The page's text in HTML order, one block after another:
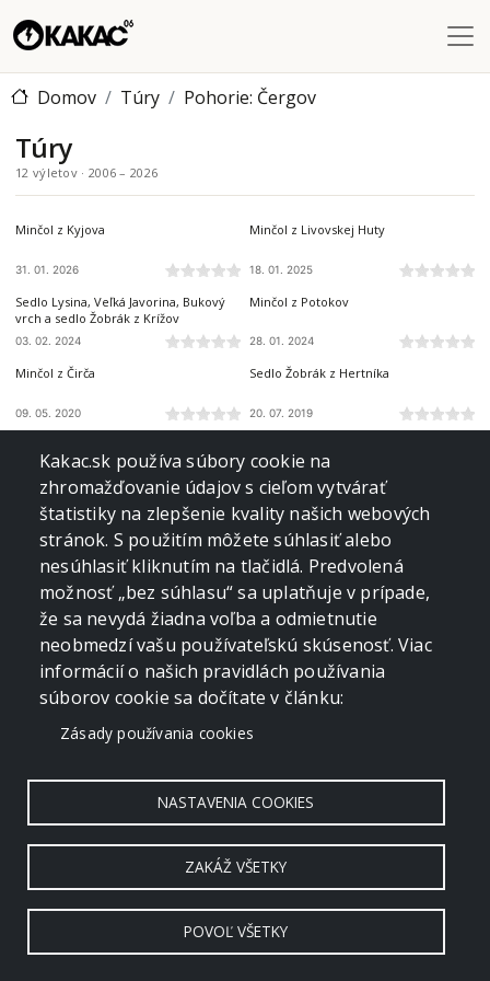
Domov Túry Pohorie: Čergov
Túry
12 výletov · 2006 – 2026
ČERGOV
Minčol z Kyjova
31. 01. 2026
ČERGOV
Minčol z Livovskej Huty
18. 01. 2025
ČERGOV
Sedlo Lysina, Veľká Javorina, Bukový
vrch a sedlo Žobrák z Krížov
03. 02. 2024
ČERGOV
Minčol z Potokov
28. 01. 2024
ČERGOV
Minčol z Čirča
09. 05. 2020
ČERGOV
Sedlo Žobrák z Hertníka
20. 07. 2019
ČERGOV
24. 02. 2019
ČERGOV
17. 12. 2017
ČERGOV
Bukový vrch a Žobrák z Krížov
ČERGOV
Veľká Javorina cez Čergov z Majdanu
27. 03. 2016
Minčol a Malý Minčol z Livovskej Huty
19. 07. 2014
ČERGOV
Minčol z Pustého poľa
01. 05. 2009
Copyright © 2006 - 2026 by crevko
Kakac.sk používa súbory cookie na
zhromažďovanie údajov s cieľom vytvárať
štatistiky na zlepšenie kvality našich webových
stránok. S použitím môžete súhlasiť alebo
nesúhlasiť kliknutím na tlačidlá. Predvolená
možnosť „bez súhlasu“ sa uplatňuje v prípade,
že sa nevydá žiadna voľba a odmietnutie
neobmedzí vašu používateľskú skúsenosť. Viac
informácií o našich pravidlách používania
súborov cookie sa dočítate v článku:
Zásady používania cookies
NASTAVENIA COOKIES
ZAKÁŽ VŠETKY
POVOĽ VŠETKY